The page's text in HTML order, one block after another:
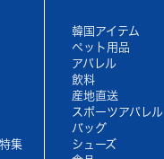
集
韓国アイテム
ペット用品
アパレル
飲料
産地直送
スポーツアパレル
バッグ
シューズ